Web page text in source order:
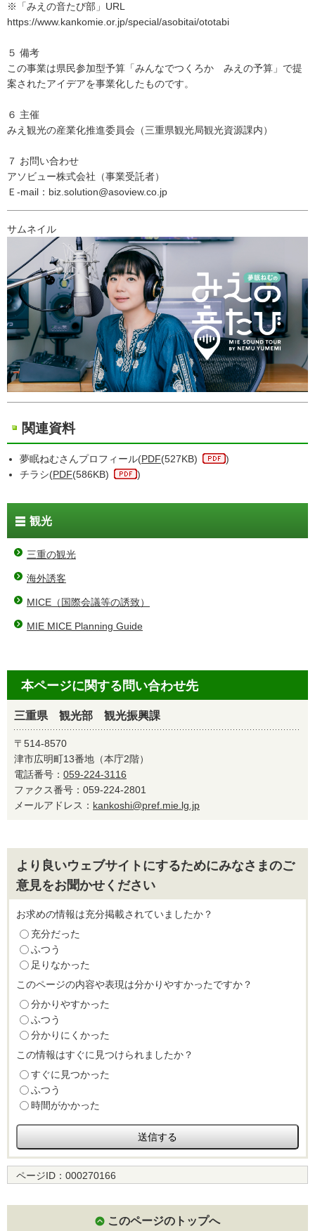
※「みえの音たび部」URL
https://www.kankomie.or.jp/special/asobitai/ototabi
５ 備考
この事業は県民参加型予算「みんなでつくろか みえの予算」で提
案されたアイデアを事業化したものです。
６ 主催
みえ観光の産業化推進委員会（三重県観光局観光資源課内）
７ お問い合わせ
アソビュー株式会社（事業受託者）
Ｅ-mail：biz.solution@asoview.co.jp
サムネイル
関連資料
夢眠ねむさんプロフィール(PDF(527KB)
)
チラシ(PDF(586KB) )
観光
三重の観光
海外誘客
MICE（国際会議等の誘致）
MIE MICE Planning Guide
本ページに関する問い合わせ先
三重県 観光部 観光振興課
〒514-8570
津市広明町13番地（本庁2階）
電話番号： 059-224-3116
ファクス番号：059-224-2801
メールアドレス： kankoshi@pref.mie.lg.jp
より良いウェブサイトにするためにみなさまのご
意見をお聞かせください
お求めの情報は充分掲載されていましたか？
充分だった
ふつう
足りなかった
このページの内容や表現は分かりやすかったですか？
分かりやすかった
ふつう
分かりにくかった
この情報はすぐに見つけられましたか？
すぐに見つかった
ふつう
時間がかかった
ページID： 000270166
このページのトップへ